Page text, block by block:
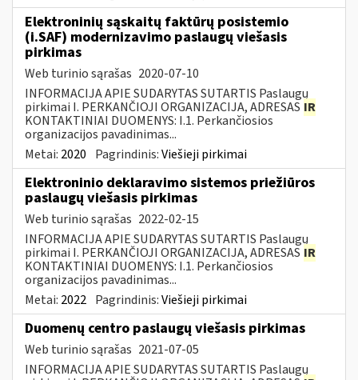
Elektroninių sąskaitų faktūrų posistemio
(i.SAF) modernizavimo paslaugų viešasis
pirkimas
Web turinio sąrašas 2020-07-10
INFORMACIJA APIE SUDARYTAS SUTARTIS Paslaugų
pirkimai I. PERKANČIOJI ORGANIZACIJA, ADRESAS IR
KONTAKTINIAI DUOMENYS: I.1. Perkančiosios
organizacijos pavadinimas...
Metai: 2020 Pagrindinis:Viešieji pirkimai
Elektroninio deklaravimo sistemos priežiūros
paslaugų viešasis pirkimas
Web turinio sąrašas 2022-02-15
INFORMACIJA APIE SUDARYTAS SUTARTIS Paslaugų
pirkimai I. PERKANČIOJI ORGANIZACIJA, ADRESAS IR
KONTAKTINIAI DUOMENYS: I.1. Perkančiosios
organizacijos pavadinimas...
Metai: 2022 Pagrindinis:Viešieji pirkimai
Duomenų centro paslaugų viešasis pirkimas
Web turinio sąrašas 2021-07-05
INFORMACIJA APIE SUDARYTAS SUTARTIS Paslaugų